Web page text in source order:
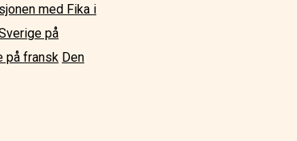
med Fika i
på
på fransk Den